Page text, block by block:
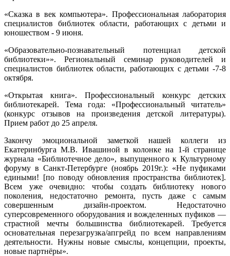
«Сказка в век компьютера». Профессиональная лаборатория
специалистов библиотек области, работающих с детьми и
юношеством - 9 июня.
«Образовательно-познавательный потенциал детской
библиотеки»». Региональный семинар руководителей и
специалистов библиотек области, работающих с детьми -7-8
октября.
«Открытая книга». Профессиональный конкурс детских
библиотекарей. Тема года: «Профессиональный читатель»
(конкурс отзывов на произведения детской литературы).
Прием работ до 25 апреля.
Закончу эмоциональной заметкой нашей коллеги из
Екатеринбурга М.В. Ивашиной в колонке на 1-й странице
журнала «Библиотечное дело», выпущенного к Культурному
форуму в Санкт-Петербурге (ноябрь 2019г.): «Не пуфиками
едиными! [по поводу обновления пространства библиотек].
Всем уже очевидно: чтобы создать библиотеку нового
поколения, недостаточно ремонта, пусть даже с самым
совершенным дизайн-проектом. Недостаточно
суперсовременного оборудования и вожделенных пуфиков —
страстной мечты большинства библиотекарей. Требуется
основательная перезагрузка/апгрейд по всем направлениям
деятельности. Нужны новые смыслы, концепции, проекты,
новые партнёры».